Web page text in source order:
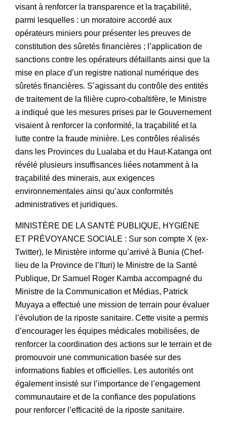
visant à renforcer la transparence et la traçabilité,
parmi lesquelles : un moratoire accordé aux
opérateurs miniers pour présenter les preuves de
constitution des sûretés financières ; l’application de
sanctions contre les opérateurs défaillants ainsi que la
mise en place d’un registre national numérique des
sûretés financières. S’agissant du contrôle des entités
de traitement de la filière cupro-cobaltifère, le Ministre
a indiqué que les mesures prises par le Gouvernement
visaient à renforcer la conformité, la traçabilité et la
lutte contre la fraude minière. Les contrôles réalisés
dans les Provinces du Lualaba et du Haut-Katanga ont
révélé plusieurs insuffisances liées notamment à la
traçabilité des minerais, aux exigences
environnementales ainsi qu’aux conformités
administratives et juridiques.
MINISTÈRE DE LA SANTÉ PUBLIQUE, HYGIÈNE
ET PRÉVOYANCE SOCIALE : Sur son compte X (ex-
Twitter), le Ministère informe qu’arrivé à Bunia (Chef-
lieu de la Province de l’Ituri) le Ministre de la Santé
Publique, Dr Samuel Roger Kamba accompagné du
Ministre de la Communication et Médias, Patrick
Muyaya a effectué une mission de terrain pour évaluer
l’évolution de la riposte sanitaire. Cette visite a permis
d’encourager les équipes médicales mobilisées, de
renforcer la coordination des actions sur le terrain et de
promouvoir une communication basée sur des
informations fiables et officielles. Les autorités ont
également insisté sur l’importance de l’engagement
communautaire et de la confiance des populations
pour renforcer l’efficacité de la riposte sanitaire.